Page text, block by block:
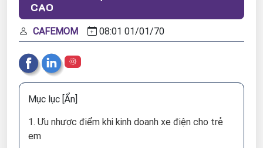
CAO
CAFEMOM 08:01 01/01/70
Mục lục [Ẩn]
1. Ưu nhược điểm khi kinh doanh xe điện cho trẻ
em